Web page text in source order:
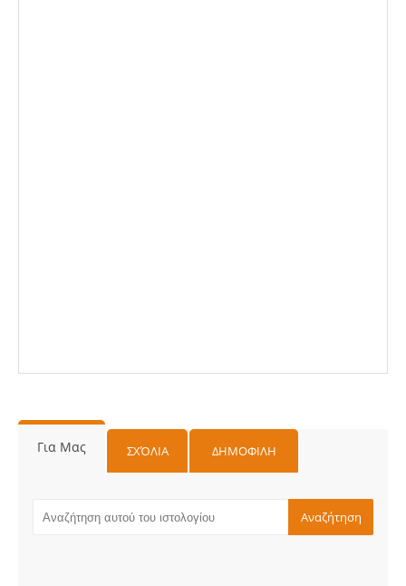
Για Μας ΣΧΌΛΙΑ ΔΗΜΟΦΙΛΗ